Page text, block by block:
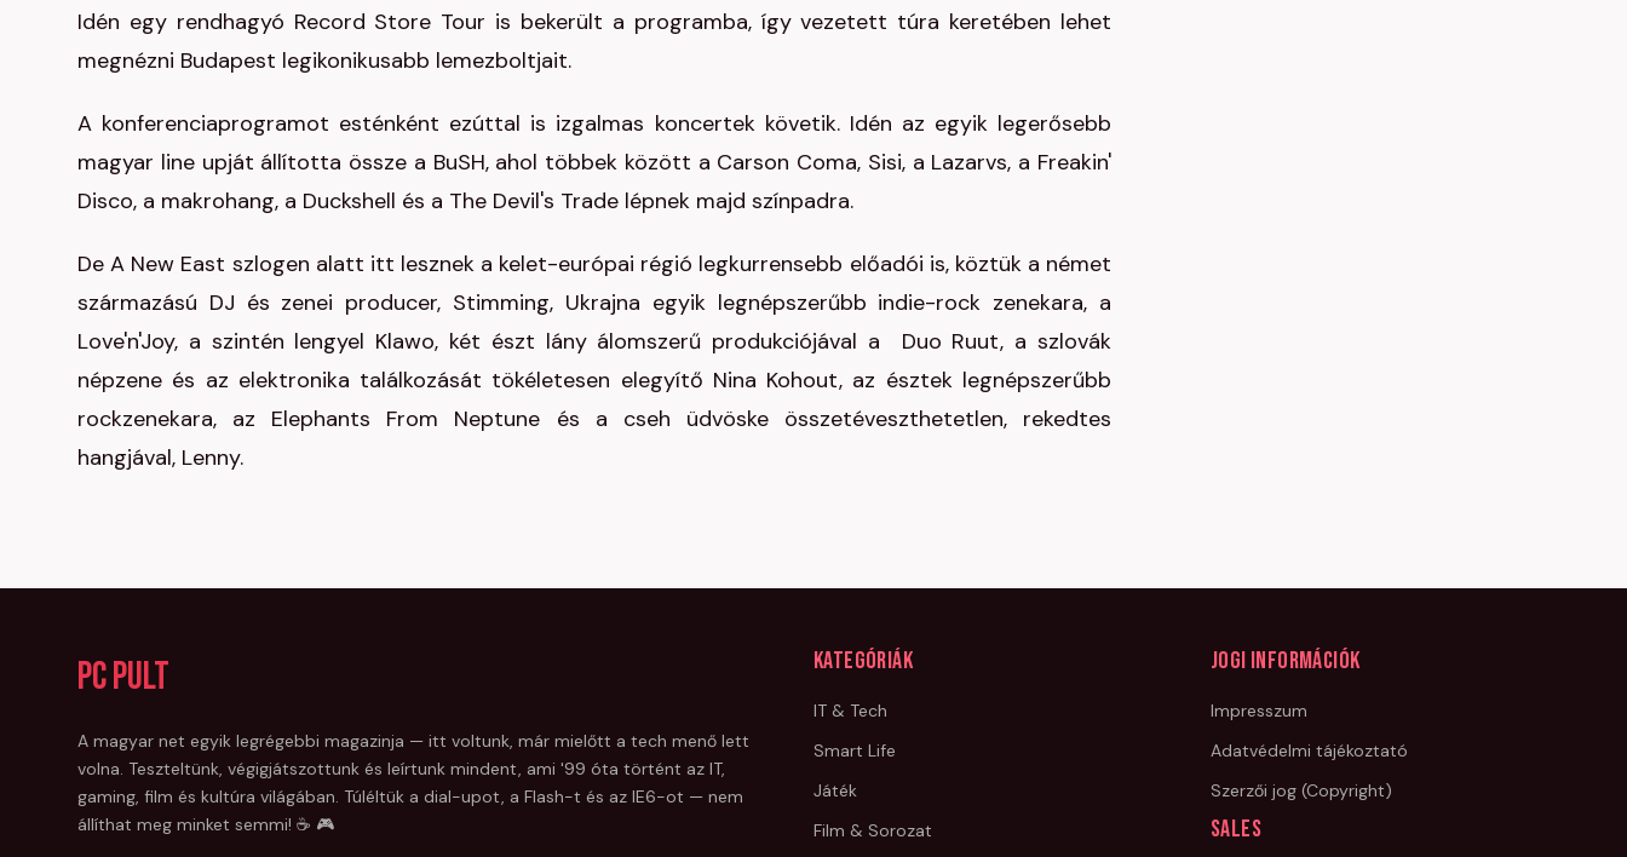
Idén egy rendhagyó Record Store Tour is bekerült a programba, így vezetett túra keretében lehet
megnézni Budapest legikonikusabb lemezboltjait.
A konferenciaprogramot esténként ezúttal is izgalmas koncertek követik. Idén az egyik legerősebb
magyar line upját állította össze a BuSH, ahol többek között a Carson Coma, Sisi, a Lazarvs, a Freakin'
Disco, a makrohang, a Duckshell és a The Devil's Trade lépnek majd színpadra.
De A New East szlogen alatt itt lesznek a kelet-európai régió legkurrensebb előadói is, köztük a német
származású DJ és zenei producer, Stimming, Ukrajna egyik legnépszerűbb indie-rock zenekara, a
Love'n'Joy, a szintén lengyel Klawo, két észt lány álomszerű produkciójával a Duo Ruut, a szlovák
népzene és az elektronika találkozását tökéletesen elegyítő Nina Kohout, az észtek legnépszerűbb
rockzenekara, az Elephants From Neptune és a cseh üdvöske összetéveszthetetlen, rekedtes
hangjával, Lenny.
PC Pult
A magyar net egyik legrégebbi magazinja — itt voltunk, már mielőtt a tech menő lett
volna. Teszteltünk, végigjátszottunk és leírtunk mindent, ami '99 óta történt az IT,
gaming, film és kultúra világában. Túléltük a dial-upot, a Flash-t és az IE6-ot — nem
állíthat meg minket semmi! ☕ 🎮
Kategóriák
IT & Tech
Smart Life
Játék
Film & Sorozat
Jogi információk
Impresszum
Adatvédelmi tájékoztató
Szerzői jog (Copyright)
Sales